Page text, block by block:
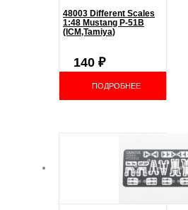
48003 Different Scales
1:48 Mustang P-51B
(ICM,Tamiya)
140 ₽
ПОДРОБНЕЕ